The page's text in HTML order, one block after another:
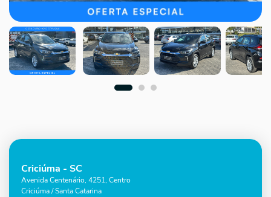
Criciúma - SC
Avenida Centenário, 4251, Centro
Criciúma / Santa Catarina